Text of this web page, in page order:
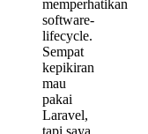
memperhatikan
software-
lifecycle.
Sempat
kepikiran
mau
pakai
Laravel,
tapi saya